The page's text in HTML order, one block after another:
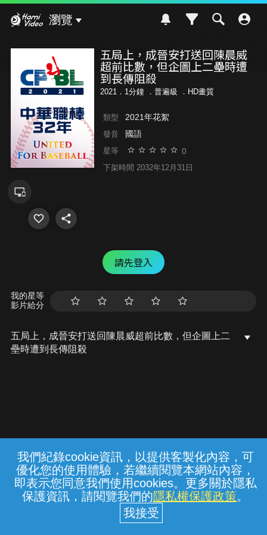
我們紀錄cookie資訊，以提供客製化內容，可
優化您的使用體驗，若繼續閱覽本網站內容，
即表示您同意我們使用cookies。更多關於隱私
保護資訊，請閱覽我們的隱私權保護政策。
瀏覽
五局上，成晉安打送回陳晨威
超前比數，但企圖上二壘時遭
到長傳阻殺
2021．1分鐘 ． 普遍級 ．HD畫質
類型 2021年花絮
發音 國語
星等 0
下架時間 2032年12月31日
請先登入
我的星等
影片給分
五局上，成晉安打送回陳晨威超前比數，但企圖上二
壘時遭到長傳阻殺
常見問題 線上客服 服務條款 隱私權保護
中華電信股份有限公司個人家庭分公司
(統一編號：96979949) © 2026
{{notifyMsg}}